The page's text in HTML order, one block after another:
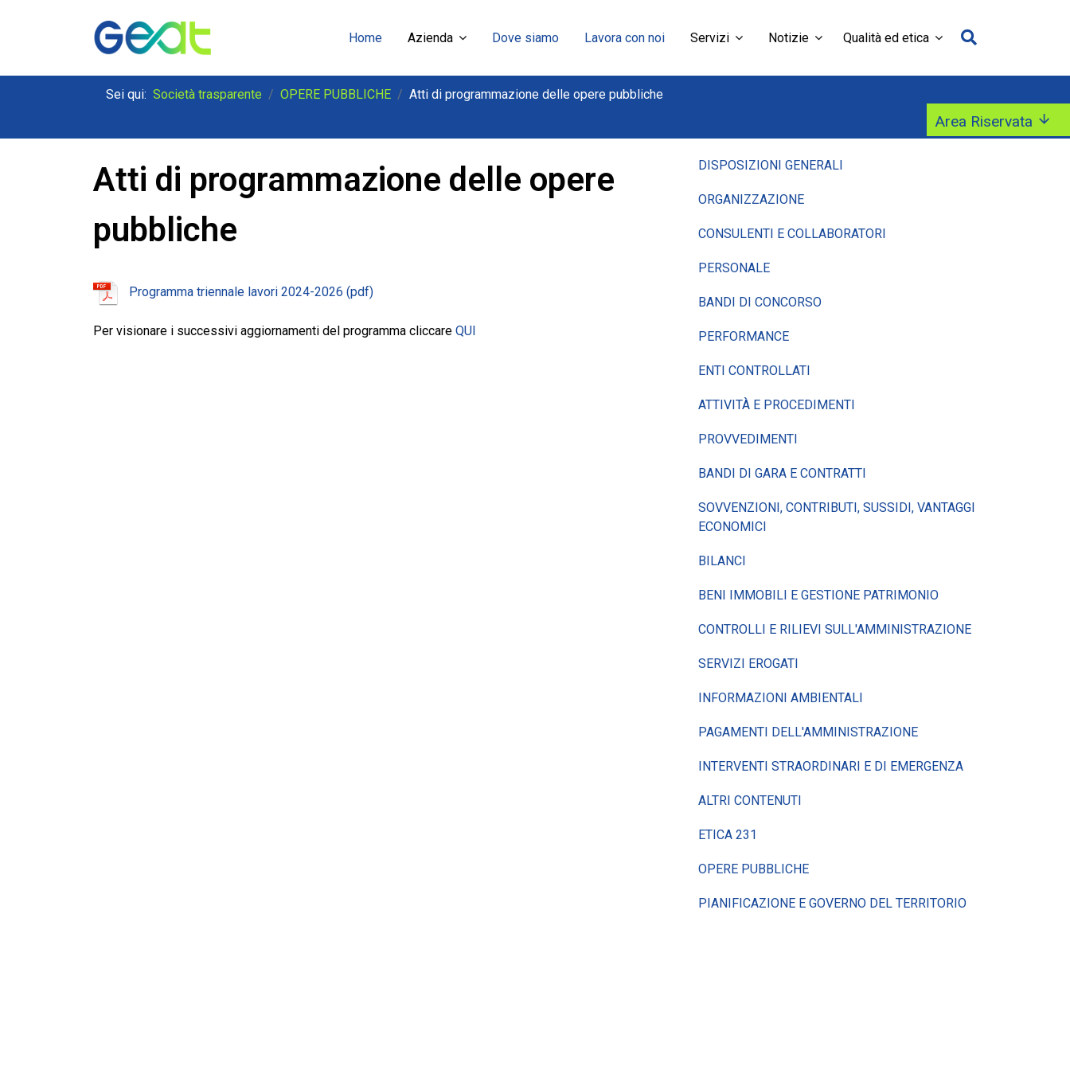
Home Azienda Dove siamo Lavora con noi Servizi Notizie Qualità ed etica
Sei qui: Società trasparente OPERE PUBBLICHE Atti di programmazione delle opere pubbliche
Atti di programmazione delle opere
pubbliche
Programma triennale lavori 2024-2026
Per visionare i successivi aggiornamenti del programma cliccare QUI
DISPOSIZIONI GENERALI
ORGANIZZAZIONE
CONSULENTI E COLLABORATORI
PERSONALE
BANDI DI CONCORSO
PERFORMANCE
ENTI CONTROLLATI
ATTIVITÀ E PROCEDIMENTI
PROVVEDIMENTI
BANDI DI GARA E CONTRATTI
SOVVENZIONI, CONTRIBUTI, SUSSIDI, VANTAGGI
ECONOMICI
BILANCI
BENI IMMOBILI E GESTIONE PATRIMONIO
CONTROLLI E RILIEVI SULL'AMMINISTRAZIONE
SERVIZI EROGATI
INFORMAZIONI AMBIENTALI
PAGAMENTI DELL'AMMINISTRAZIONE
INTERVENTI STRAORDINARI E DI EMERGENZA
ALTRI CONTENUTI
ETICA 231
OPERE PUBBLICHE
PIANIFICAZIONE E GOVERNO DEL TERRITORIO
Area Riservata